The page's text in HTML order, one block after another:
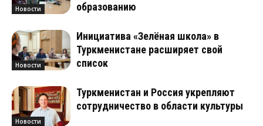
Новости
образованию
Новости
Инициатива «Зелёная школа» в
Туркменистане расширяет свой
список
Новости
Туркменистан и Россия укрепляют
сотрудничество в области культуры